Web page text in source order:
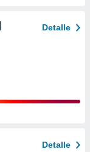
Detalle
Detalle